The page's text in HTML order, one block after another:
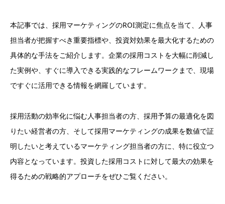
本記事では、採用マーケティングのROI測定に焦点を当て、人事
担当者が把握すべき重要指標や、投資対効果を最大化するための
具体的な手法をご紹介します。企業の採用コストを大幅に削減し
た実例や、すぐに導入できる実践的なフレームワークまで、現場
ですぐに活用できる情報を網羅しています。
採用活動の効率化に悩む人事担当者の方、採用予算の最適化を図
りたい経営者の方、そして採用マーケティングの成果を数値で証
明したいと考えているマーケティング担当者の方に、特に役立つ
内容となっています。投資した採用コストに対して最大の効果を
得るための戦略的アプローチをぜひご覧ください。